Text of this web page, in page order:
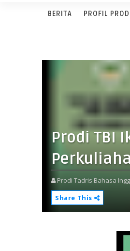
BERITA PROFIL PRODI
Prodi TBI
Prodi Tadris Bahasa
Share This